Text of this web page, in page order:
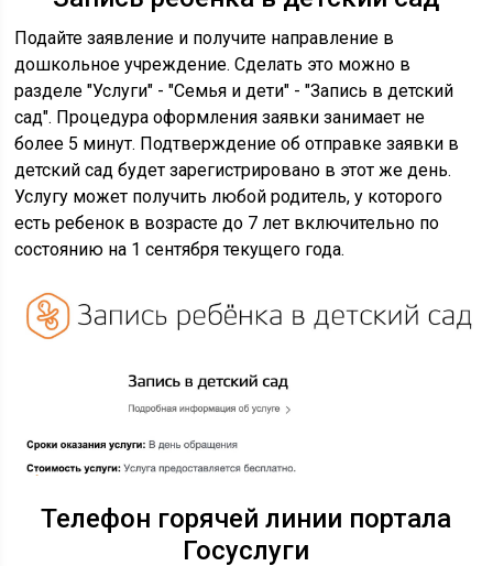
Подайте заявление и получите направление в
дошкольное учреждение. Сделать это можно в
разделе "Услуги" - "Семья и дети" - "Запись в детский
сад". Процедура оформления заявки занимает не
более 5 минут. Подтверждение об отправке заявки в
детский сад будет зарегистрировано в этот же день.
Услугу может получить любой родитель, у которого
есть ребенок в возрасте до 7 лет включительно по
состоянию на 1 сентября текущего года.
Телефон горячей линии портала
Госуслуги